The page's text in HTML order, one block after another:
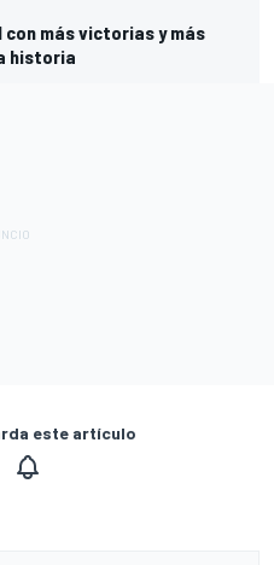
con más victorias y más
historia
este artículo